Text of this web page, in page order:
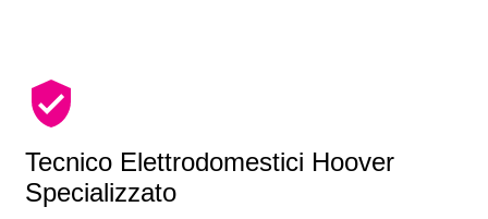
Tecnico Elettrodomestici Hoover
Specializzato